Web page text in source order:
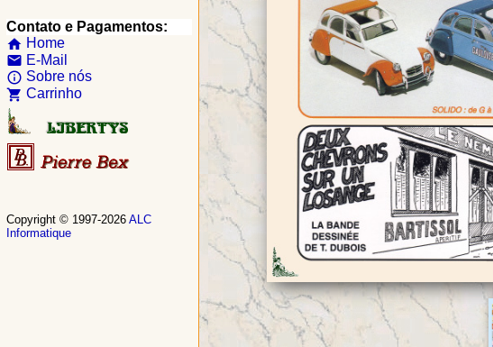
Contato e Pagamentos:
home Home
email E-Mail
info_outline Sobre nós
shopping_cart Carrinho
Copyright © 1997-2026 ALC
Informatique